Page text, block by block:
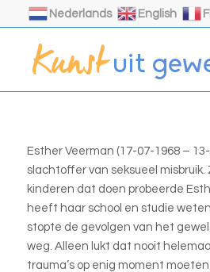
Nederlands English
Esther Veerman (17-07-1968 –
slachtoffer van seksueel misbruik.
kinderen dat doen probeerde
heeft haar school en studie
stopte de gevolgen van het
weg. Alleen lukt dat nooit
trauma’s op enig moment